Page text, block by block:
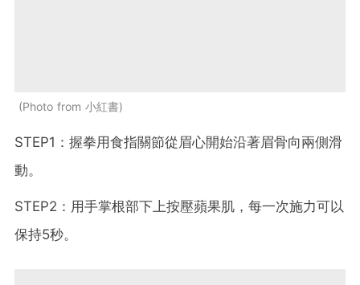
Photo from 小紅書
STEP1：握拳用食指關節從眉心開始沿著眉骨向兩側滑
動。
STEP2：用手掌根部下上按壓蘋果肌，每一次施力可以
保持5秒。